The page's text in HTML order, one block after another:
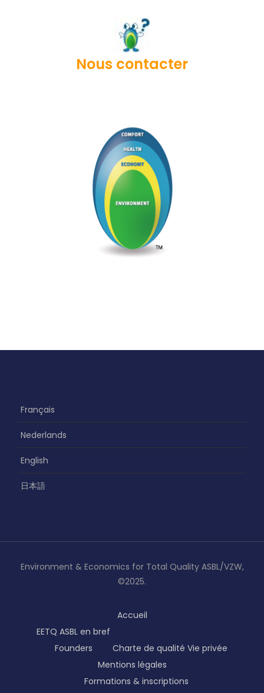
Nous contacter
Français
Nederlands
English
日本語
Environment & Economics for Total Quality ASBL/VZW,
©2025.
Accueil
EETQ ASBL en bref
Founders
Charte de qualité Vie privée
Mentions légales
Formations & inscriptions